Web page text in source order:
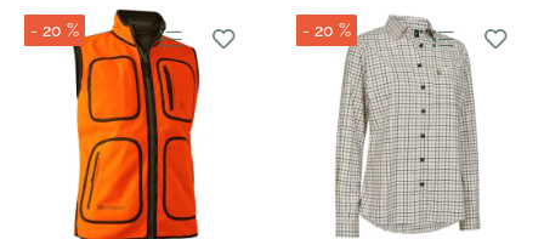
- 20 % - 20 %